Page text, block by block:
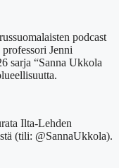
podcast
Jenni
sarja “Sanna Ukkola
Ilta-Lehden
(tili: @SannaUkkola).